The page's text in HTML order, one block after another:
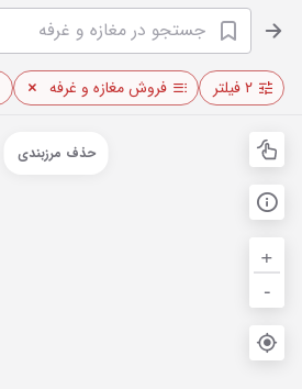
۲ فیلتر فروش مغازه و غرفه
+
-
حذف مرزبندی